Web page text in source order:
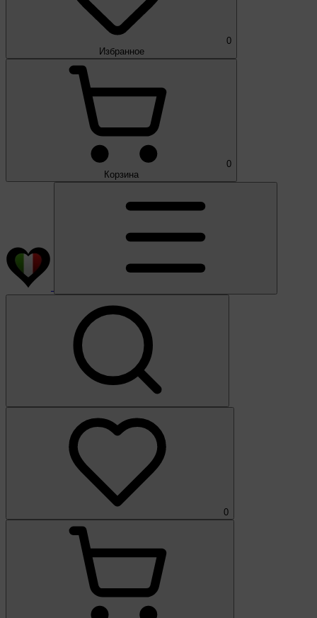
0
Избранное
0
Корзина
0